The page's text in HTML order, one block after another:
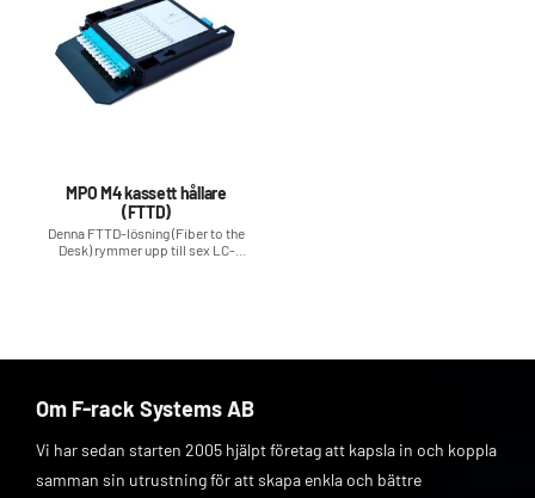
MPO M4 kassett hållare
(FTTD)
​Denna FTTD-lösning (Fiber to the
Desk) rymmer upp till sex LC-
Om F-rack Systems AB
Vi har sedan starten 2005 hjälpt företag att kapsla in och koppla
samman sin utrustning för att skapa enkla och bättre